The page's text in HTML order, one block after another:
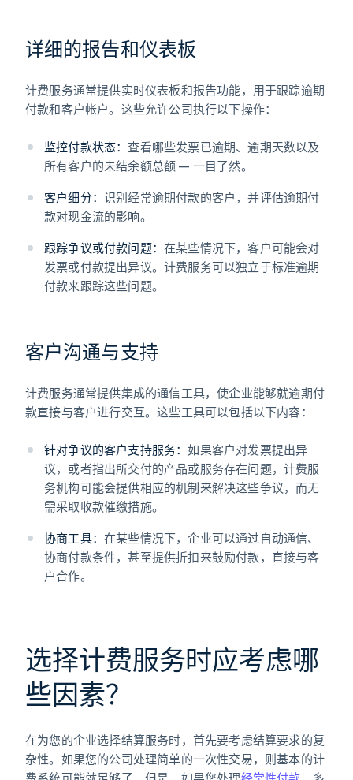
详细的报告和仪表板
计费服务通常提供实时仪表板和报告功能，用于跟踪逾期
付款和客户帐户。这些允许公司执行以下操作：
监控付款状态：查看哪些发票已逾期、逾期天数以及
所有客户的未结余额总额 — 一目了然。
客户细分： 识别经常逾期付款的客户，并评估逾期付
款对现金流的影响。
跟踪争议或付款问题： 在某些情况下，客户可能会对
发票或付款提出异议。计费服务可以独立于标准逾期
付款来跟踪这些问题。
客户沟通与支持
计费服务通常提供集成的通信工具，使企业能够就逾期付
款直接与客户进行交互。这些工具可以包括以下内容：
针对争议的客户支持服务：如果客户对发票提出异
议，或者指出所交付的产品或服务存在问题，计费服
务机构可能会提供相应的机制来解决这些争议，而无
需采取收款催缴措施。
协商工具： 在某些情况下，企业可以通过自动通信、
协商付款条件，甚至提供折扣来鼓励付款，直接与客
户合作。
选择计费服务时应考虑哪
些因素？
在为您的企业选择结算服务时，首先要考虑结算要求的复
杂性。如果您的公司处理简单的一次性交易，则基本的计